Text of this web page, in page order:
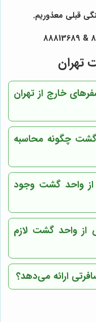
قبلی معذوریم.
تهران
خارج از تهران
گشت چگونه محاسبه
از واحد گشت وجود
از واحد گشت لازم
ارائه می‌دهد؟